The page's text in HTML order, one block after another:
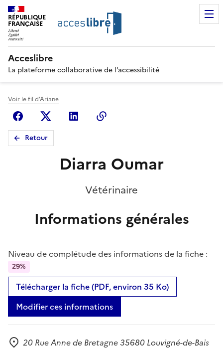
RÉPUBLIQUE
FRANÇAISE
Acceslibre
La plateforme collaborative de l’accessibilité
Voir le fil d'Ariane
FacebookX (anciennement Twitter)
Linkedin
Retour
Diarra Oumar
Vétérinaire
Informations générales
Niveau de complétude des informations de la fiche :
29%
Télécharger la fiche (PDF, environ 35 Ko)
Modifier ces informations
20 Rue Anne de Bretagne 35680 Louvigné-de-Bais